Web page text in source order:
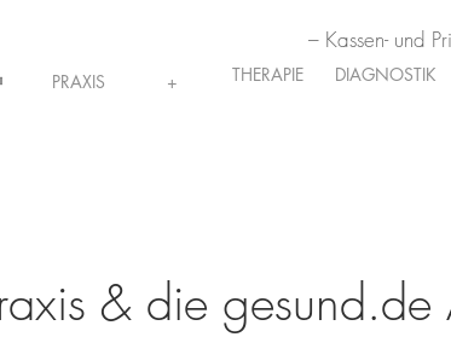
PRAXIS + THERAPIE DIAGNOSTIK
– Kassen- und
& die